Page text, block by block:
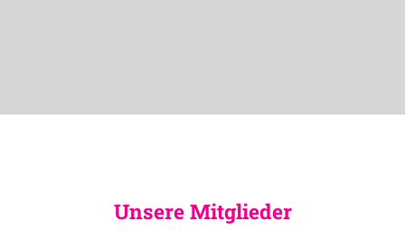
Unsere Mitglieder